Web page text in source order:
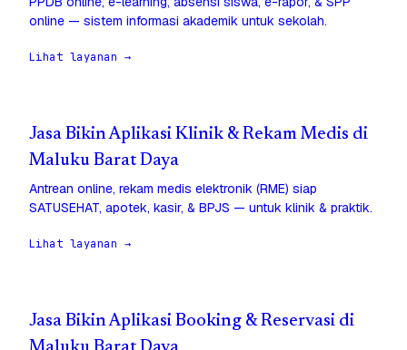
online — sistem informasi akademik untuk sekolah.
Lihat layanan →
Jasa Bikin Aplikasi Klinik & Rekam Medis di
Maluku Barat Daya
Antrean online, rekam medis elektronik (RME) siap
SATUSEHAT, apotek, kasir, & BPJS — untuk klinik & praktik.
Lihat layanan →
Jasa Bikin Aplikasi Booking & Reservasi di